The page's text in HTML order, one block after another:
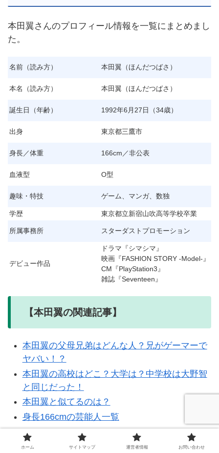
本田翼さんのプロフィール情報を一覧にまとめまし
た。
名前（読み方） 本田翼（ほんだつばさ）
本名（読み方） 本田翼（ほんだつばさ）
誕生日（年齢） 1992年6月27日（34歳）
出身 東京都三鷹市
身長／体重 166cm／非公表
血液型 O型
趣味・特技 ゲーム、マンガ、数独
学歴 東京都立新宿山吹高等学校卒業
所属事務所 スターダストプロモーション
デビュー作品
ドラマ『シマシマ』
映画『FASHION STORY -Model-』
CM『PlayStation3』
雑誌『Seventeen』
【本田翼の関連記事】
本田翼の父母兄弟はどんな人？兄がゲーマーで
ヤバい！？
本田翼の高校はどこ？大学は？中学校は大野智
と同じだった！
本田翼と似てるのは？
身長166cmの芸能人一覧
ホーム サイトマップ 運営者情報 お問い合わせ